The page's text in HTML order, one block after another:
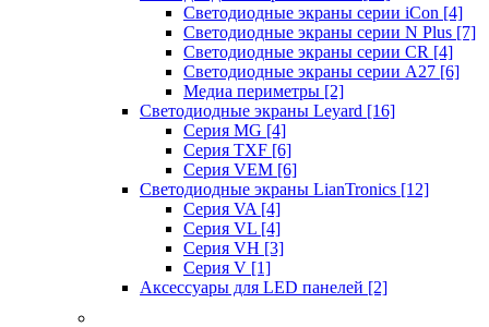
Светодиодные экраны серии iCon [4]
Светодиодные экраны серии N Plus [7]
Светодиодные экраны серии CR [4]
Светодиодные экраны серии А27 [6]
Медиа периметры [2]
Светодиодные экраны Leyard [16]
Серия MG [4]
Серия TXF [6]
Серия VEM [6]
Светодиодные экраны LianTronics [12]
Серия VA [4]
Серия VL [4]
Серия VH [3]
Серия V [1]
Аксессуары для LED панелей [2]